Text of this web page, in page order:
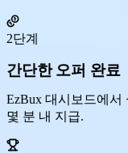
2단계
간단한 오퍼 완료
EzBux 대시보드에서
몇 분 내 지급.